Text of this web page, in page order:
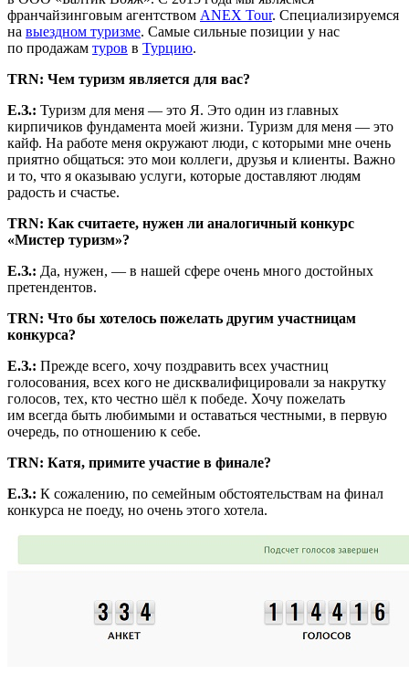
франчайзинговым агентством ANEX Tour. Специализируемся
на выездном туризме. Самые сильные позиции у нас
по продажам туров в Турцию.
TRN: Чем туризм является для вас?
Е.З.: Туризм для меня — это Я. Это один из главных
кирпичиков фундамента моей жизни. Туризм для меня — это
кайф. На работе меня окружают люди, с которыми мне очень
приятно общаться: это мои коллеги, друзья и клиенты. Важно
и то, что я оказываю услуги, которые доставляют людям
радость и счастье.
TRN: Как считаете, нужен ли аналогичный конкурс
«Мистер туризм»?
Е.З.: Да, нужен, — в нашей сфере очень много достойных
претендентов.
TRN: Что бы хотелось пожелать другим участницам
конкурса?
Е.З.: Прежде всего, хочу поздравить всех участниц
голосования, всех кого не дисквалифицировали за накрутку
голосов, тех, кто честно шёл к победе. Хочу пожелать
им всегда быть любимыми и оставаться честными, в первую
очередь, по отношению к себе.
TRN: Катя, примите участие в финале?
Е.З.: К сожалению, по семейным обстоятельствам на финал
конкурса не поеду, но очень этого хотела.